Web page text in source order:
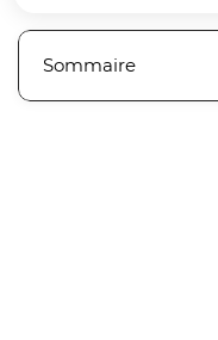
Sommaire